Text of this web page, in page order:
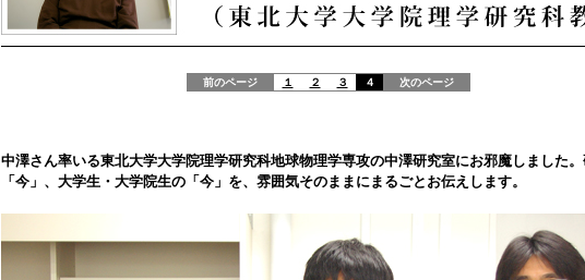
前のページ １ ２ ３ ４ 次のページ
中澤さん率いる東北大学大学院理学研究科地球物理学専攻の中澤研究室にお邪魔しました
「今」、大学生・大学院生の「今」を、雰囲気そのままにまるごとお伝えします。